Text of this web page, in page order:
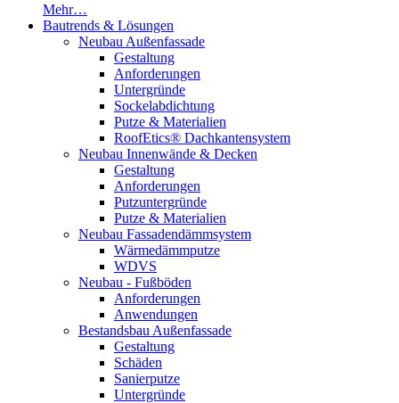
Mehr…
Bautrends & Lösungen
Neubau Außenfassade
Gestaltung
Anforderungen
Untergründe
Sockelabdichtung
Putze & Materialien
RoofEtics® Dachkantensystem
Neubau Innenwände & Decken
Gestaltung
Anforderungen
Putzuntergründe
Putze & Materialien
Neubau Fassadendämmsystem
Wärmedämmputze
WDVS
Neubau - Fußböden
Anforderungen
Anwendungen
Bestandsbau Außenfassade
Gestaltung
Schäden
Sanierputze
Untergründe